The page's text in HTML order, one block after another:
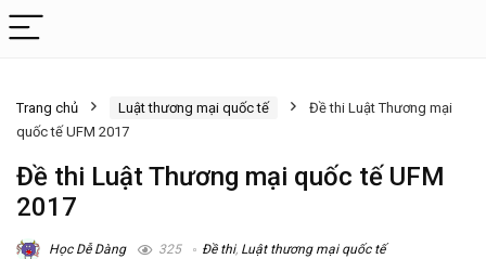
Trang chủ Luật thương mại quốc tế
Đề thi Luật Thương mại
quốc tế UFM 2017
Đề thi Luật Thương mại quốc tế UFM
2017
Học Dễ Dàng 325 Đề thi, Luật thương mại quốc tế